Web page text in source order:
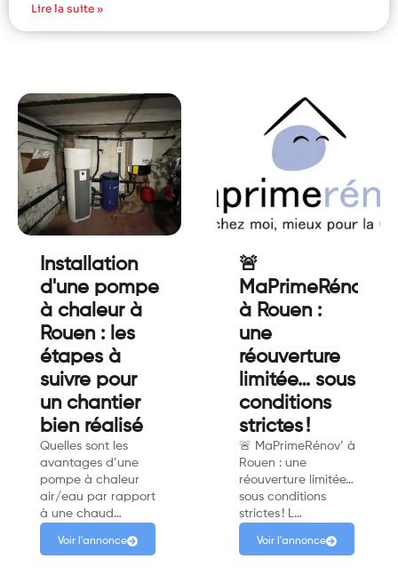
Lire la suite »
Installation
d'une pompe
à chaleur à
Rouen : les
étapes à
suivre pour
un chantier
bien réalisé
Quelles sont les
avantages d’une
pompe à chaleur
air/eau par rapport
à une chaud…
Voir l'annonce
🚨
MaPrimeRénov'
à Rouen :
une
réouverture
limitée… sous
conditions
strictes !
🚨 MaPrimeRénov’ à
Rouen : une
réouverture limitée…
sous conditions
strictes ! L…
Voir l'annonce